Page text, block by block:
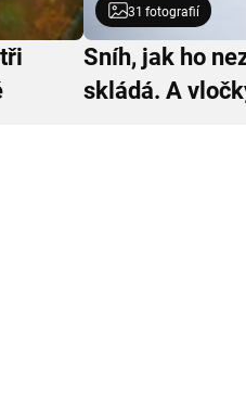
31 fotografií
Sníh, jak ho
skládá. A